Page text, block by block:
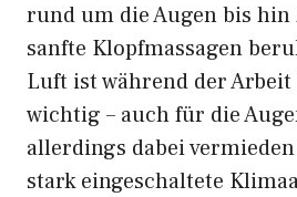
rund um die Augen bis hin
sanfte Klopfmassagen
Luft ist während der Arbeit
wichtig – auch für die
allerdings dabei
stark eingeschaltete